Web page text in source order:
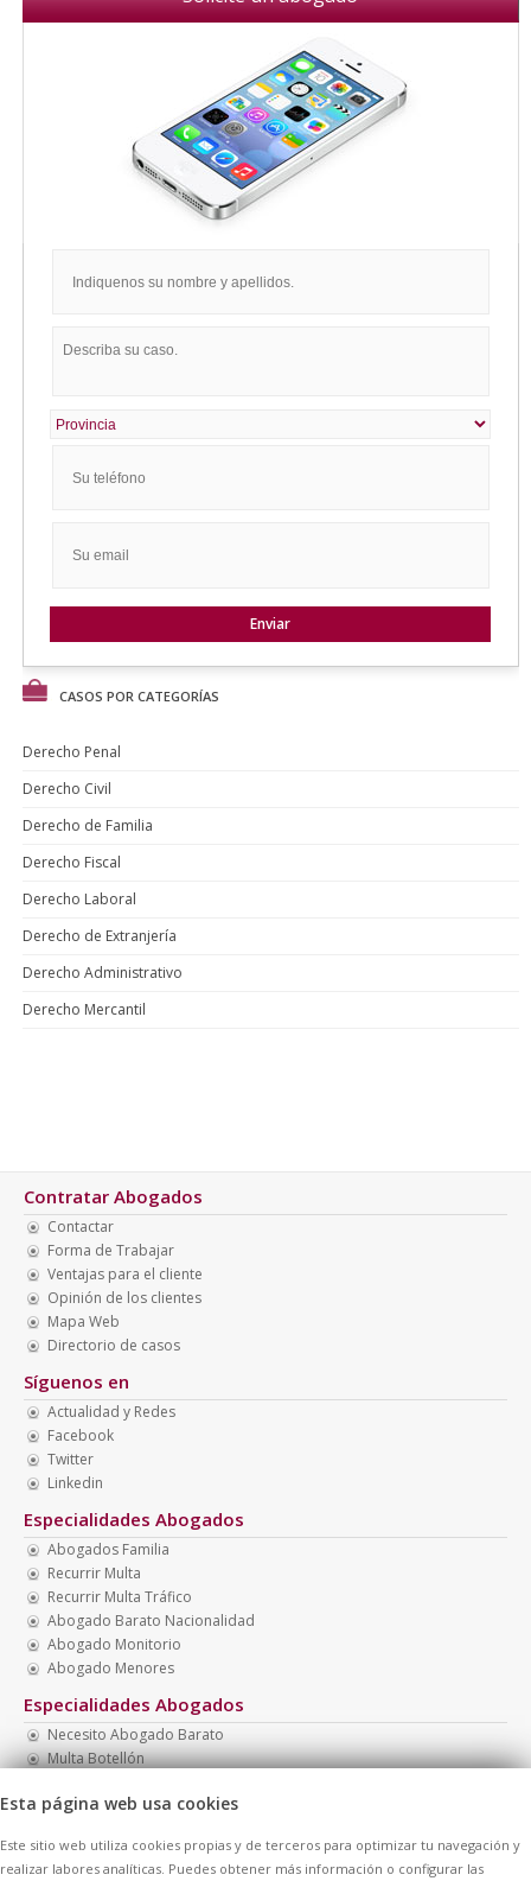
CASOS POR CATEGORÍAS
Derecho Penal
Derecho Civil
Derecho de Familia
Derecho Fiscal
Derecho Laboral
Derecho de Extranjería
Derecho Administrativo
Derecho Mercantil
Contratar Abogados
Contactar
Forma de Trabajar
Ventajas para el cliente
Opinión de los clientes
Mapa Web
Directorio de casos
Síguenos en
Actualidad y Redes
Facebook
Twitter
Linkedin
Especialidades Abogados
Abogados Familia
Recurrir Multa
Recurrir Multa Tráfico
Abogado Barato Nacionalidad
Abogado Monitorio
Abogado Menores
Especialidades Abogados
Necesito Abogado Barato
Multa Botellón
Multa Drogotest
Abogado Barato Madrid
Esta página web usa cookies
Este sitio web utiliza cookies propias y de terceros para optimizar tu navegación y
realizar labores analíticas. Puedes obtener más información o configurar las